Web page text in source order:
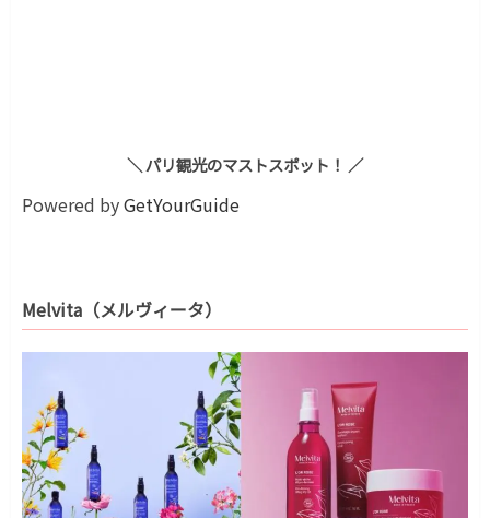
＼ パリ観光のマストスポット！ ／
Powered byGetYourGuide
Melvita（メルヴィータ）